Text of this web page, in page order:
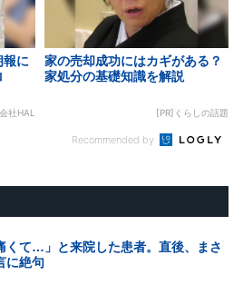
報に
社HAL
家の売却成功にはカギがある？
家処分の基礎知識を解説
[PR]くらしの話題
Recommended by
くて…」と来院した患者。直後、まさ
に絶句